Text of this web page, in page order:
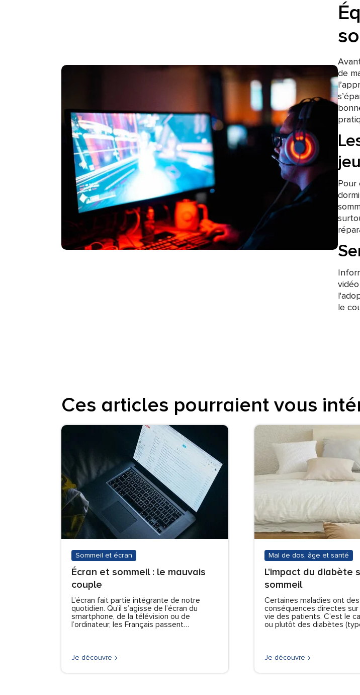
de
Pour
le
Ces articles pourraient vous
Sommeil et écran
Écran et sommeil : le mauvais
couple
L’écran fait partie intégrante de notre
quotidien. Qu’il s’agisse de l’écran du
smartphone, de la télévision ou de
l’ordinateur, les Français passent…
Je découvre
Mal de dos, âge et santé
L'impact du diabète
sommeil
Certaines maladies ont des
conséquences directes
vie des patients. C'est le
ou plutôt des diabètes
Je découvre